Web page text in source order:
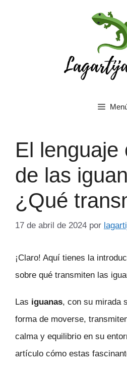
El lenguaje
de las
¿Qué
17 de abril de 2024 por
¡Claro! Aquí tienes la
sobre qué transmiten las
Las iguanas, con su mirada
forma de moverse,
calma y equilibrio en su
artículo cómo estas